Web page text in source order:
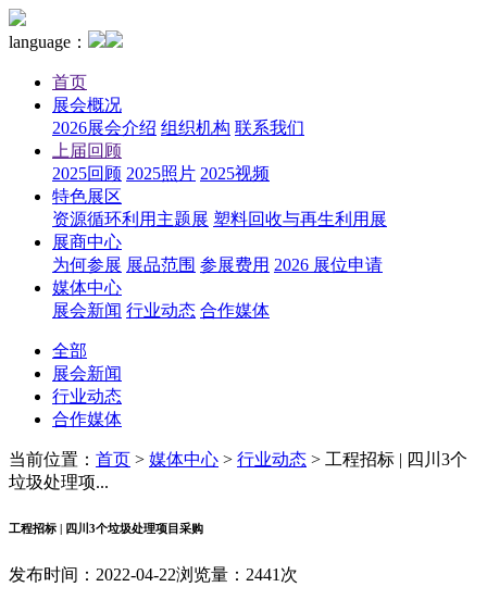
language：
首页
展会概况
2026展会介绍 组织机构 联系我们
上届回顾
2025回顾 2025照片 2025视频
特色展区
资源循环利用主题展 塑料回收与再生利用展
展商中心
为何参展 展品范围 参展费用 2026 展位申请
媒体中心
展会新闻 行业动态 合作媒体
全部
展会新闻
行业动态
合作媒体
当前位置： 首页 > 媒体中心 > 行业动态 > 工程招标 | 四川3个
垃圾处理项...
工程招标 | 四川3个垃圾处理项目采购
发布时间：2022-04-22浏览量：2441次